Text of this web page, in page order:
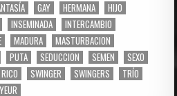
GAY HERMANA
HIJO
INSEMINADA
INTERCAMBIO
MADURA
MASTURBACION
PUTA SEDUCCION SEMEN
SEXO
SWINGER SWINGERS
TRÍO